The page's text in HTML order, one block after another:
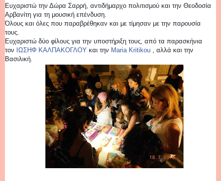
Ευχαριστώ την Δώρα Σαρρή, αντιδήμαρχο πολιτισμού και την Θεοδοσία
Αρβανίτη για τη μουσική επένδυση.
Όλους και όλες που παραβρέθηκαν και με τίμησαν με την παρουσία
τους.
Ευχαριστώ δύο φίλους για την υποστήριξη τους, από τα παρασκήνια
τον ΙΩΣΗΦ ΚΑΛΠΑΚΟΓΛΟΥ και την Maria Kritikou , αλλά και την
Βασιλική.